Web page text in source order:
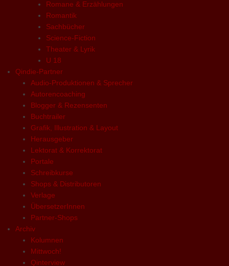
Romane & Erzählungen
Romantik
Sachbücher
Science-Fiction
Theater & Lyrik
U 18
Qindie-Partner
Audio-Produktionen & Sprecher
Autorencoaching
Blogger & Rezensenten
Buchtrailer
Grafik, Illustration & Layout
Herausgeber
Lektorat & Korrektorat
Portale
Schreibkurse
Shops & Distributoren
Verlage
ÜbersetzerInnen
Partner-Shops
Archiv
Kolumnen
Mittwoch!
Qinterview